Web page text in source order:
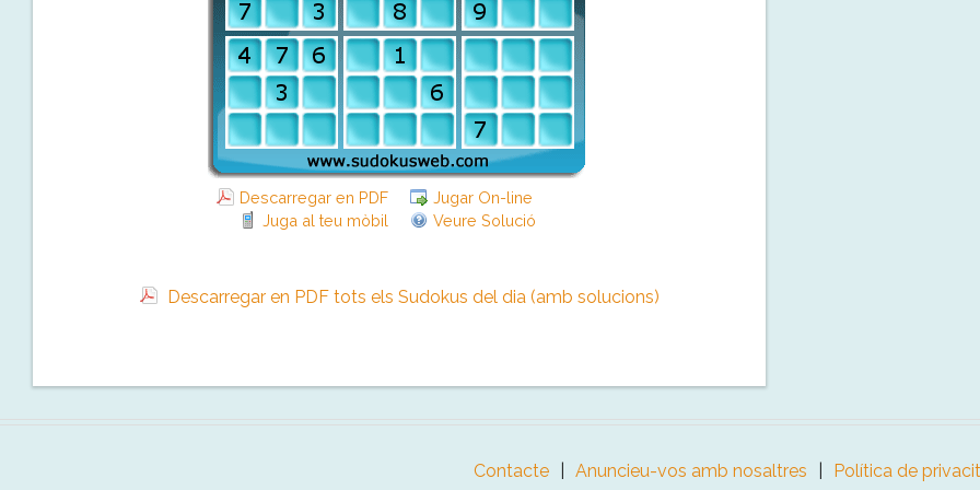
Descarregar en PDF
Jugar On-line
Juga al teu mòbil
Veure Solució
Descarregar en PDF tots els Sudokus del dia (amb solucions)
Contacte Anuncieu-vos amb nosaltres
Política de